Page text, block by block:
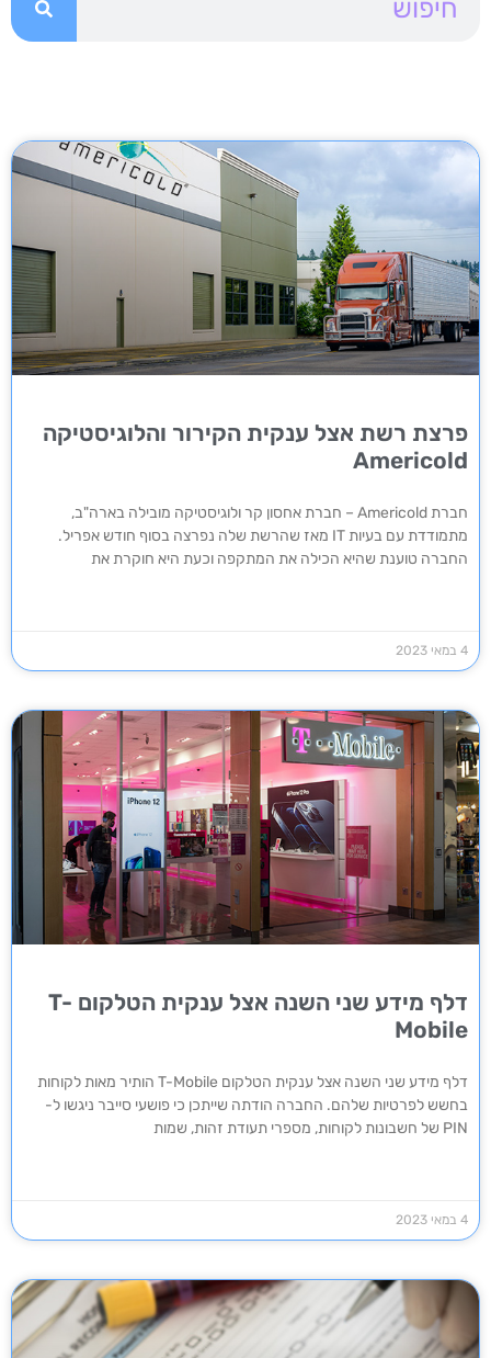
פרצת רשת אצל ענקית הקירור והלוגיסטיקה
Americold
חברת Americold – חברת אחסון קר ולוגיסטיקה מובילה בארה"ב,
מתמודדת עם בעיות IT מאז שהרשת שלה נפרצה בסוף חודש אפריל.
החברה טוענת שהיא הכילה את המתקפה וכעת היא חוקרת את
4 במאי 2023
דלף מידע שני השנה אצל ענקית הטלקום T-
Mobile
דלף מידע שני השנה אצל ענקית הטלקום T-Mobile הותיר מאות לקוחות
בחשש לפרטיות שלהם. החברה הודתה שייתכן כי פושעי סייבר ניגשו ל-
PIN של חשבונות לקוחות, מספרי תעודת זהות, שמות
4 במאי 2023